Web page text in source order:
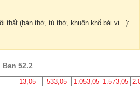
thất (bàn thờ, tủ thờ, khuôn khổ bài vị…):
52.2
13,05 533,05 1.053,05 1.573,05